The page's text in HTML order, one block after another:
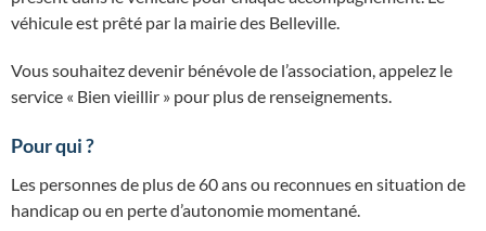
véhicule est prêté par la mairie des Belleville.
Vous souhaitez devenir bénévole de l’association, appelez le
service « Bien vieillir » pour plus de renseignements.
Pour qui ?
Les personnes de plus de 60 ans ou reconnues en situation de
handicap ou en perte d’autonomie momentané.